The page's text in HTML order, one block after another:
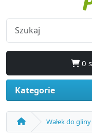
0
Kategorie
Wałek do